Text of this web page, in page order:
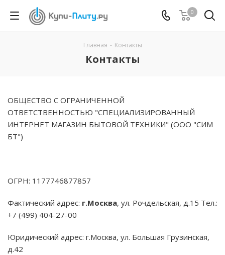
0
Главная - Контакты
Контакты
ОБЩЕСТВО С ОГРАНИЧЕННОЙ
ОТВЕТСТВЕННОСТЬЮ "СПЕЦИАЛИЗИРОВАННЫЙ
ИНТЕРНЕТ МАГАЗИН БЫТОВОЙ ТЕХНИКИ" (ООО "СИМ
БТ")
ОГРН: 1177746877857
Фактический адрес: г.Москва, ул. Рочдельская, д.15 Тел.:
+7 (499) 404-27-00
Юридический адрес: г.Москва, ул. Большая Грузинская,
д.42